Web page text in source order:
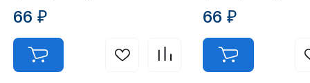
24826-3
66 ₽
24825-3
66 ₽